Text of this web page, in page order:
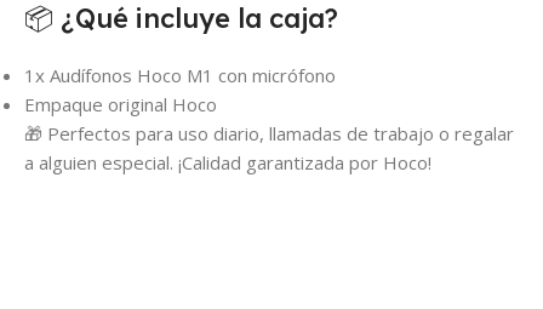
📦 ¿Qué incluye la caja?
1x Audífonos Hoco M1 con micrófono
Empaque original Hoco
🎁 Perfectos para uso diario, llamadas de trabajo o regalar
a alguien especial. ¡Calidad garantizada por Hoco!